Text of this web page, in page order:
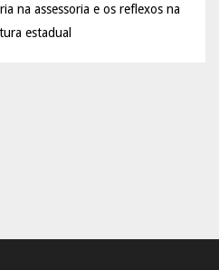
na assessoria e os reflexos na
estadual